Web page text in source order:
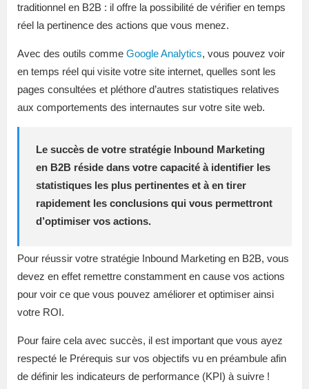
traditionnel en B2B : il offre la possibilité de vérifier en temps
réel la pertinence des actions que vous menez.
Avec des outils comme Google Analytics, vous pouvez voir
en temps réel qui visite votre site internet, quelles sont les
pages consultées et pléthore d’autres statistiques relatives
aux comportements des internautes sur votre site web.
Le succès de votre stratégie Inbound Marketing
en B2B réside dans votre capacité à identifier les
statistiques les plus pertinentes et à en tirer
rapidement les conclusions qui vous permettront
d’optimiser vos actions.
Pour réussir votre stratégie Inbound Marketing en B2B, vous
devez en effet remettre constamment en cause vos actions
pour voir ce que vous pouvez améliorer et optimiser ainsi
votre ROI.
Pour faire cela avec succès, il est important que vous ayez
respecté le Prérequis sur vos objectifs vu en préambule afin
de définir les indicateurs de performance (KPI) à suivre !